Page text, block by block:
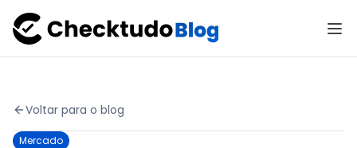
Voltar para o blog
Mercado